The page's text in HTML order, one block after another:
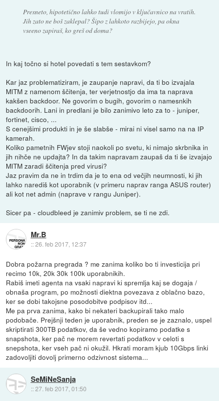
Presneto, hipotetično lahko tudi vlomijo v ključavnico na vratih.
Jih zato ne boš zaklepal? Šipo z lahkoto razbijejo, pa okna
vseeno zapiraš, ko greš od doma?
In kaj točno si hotel povedati s tem sestavkom?
Kar jaz problematiziram, je zaupanje napravi, da ti bo izvajala
MITM z namenom ščitenja, ter verjetnostjo da ima ta naprava
kakšen backdoor. Ne govorim o bugih, govorim o namesnkih
backdoorih. Lani in predlani je bilo zanimivo leto za to - juniper,
fortinet, cisco, ...
S cenejšimi produkti in je še slabše - mirai ni visel samo na na IP
kamerah.
Koliko pametnih FWjev stoji naokoli po svetu, ki nimajo skrbnika in
jih nihče ne updajta? In da takim napravam zaupaš da ti še izvajajo
MITM zaradi ščitenja pred virusi?
Jaz pravim da ne in trdim da je to ena od večjih neumnosti, ki jih
lahko narediš kot uporabnik (v primeru naprav ranga ASUS router)
ali kot net admin (naprave v rangu Juniper).
Sicer pa - cloudbleed je zanimiv problem, se ti ne zdi.
Mr.B
::26. feb 2017, 12:37
Dobra požarna pregrada ? me zanima koliko bo ti investicija pri
recimo 10k, 20k 30k 100k uporabnikih.
Rabiš imeti agenta na vsaki napravi ki spremlja kaj se dogaja /
obnaša program, po možnosti diektna povezava z oblačno bazo,
ker se dobi takojsne posodobitve podpisov itd...
Me pa prva zanima, kako bi nekateri backupirali tako malo
podobače. Prejšnji teden je uporabnik, preden se je zaznalo, uspel
skriptirati 300TB podatkov, da še vedno kopiramo podatke s
snapshota, ker pač ne morem revertati podatkov v celoti s
snepshota, ker vseh pač ni okužil. Hkrati moram kjub 10Gbps linki
zadovoljiti dovolj primerno odzivnost sistema...
SeMiNeSanja
::27. feb 2017, 01:50